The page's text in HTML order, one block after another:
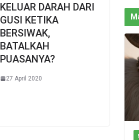
KELUAR DARAH DARI
GUSI KETIKA
BERSIWAK,
BATALKAH
PUASANYA?
27 April 2020